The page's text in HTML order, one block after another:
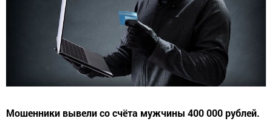
Мошенники вывели со счёта мужчины 400 000 рублей.